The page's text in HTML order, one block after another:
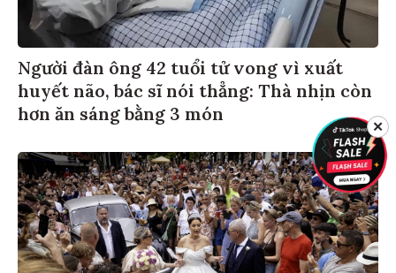
Người đàn ông 42 tuổi tử vong vì xuất
huyết não, bác sĩ nói thẳng: Thà nhịn còn
hơn ăn sáng bằng 3 món
✕